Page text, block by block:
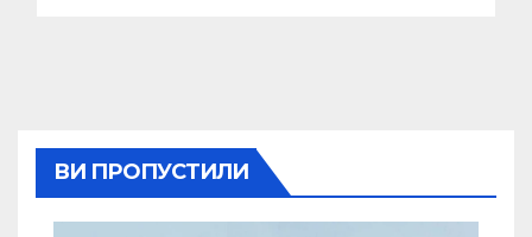
ВИ ПРОПУСТИЛИ